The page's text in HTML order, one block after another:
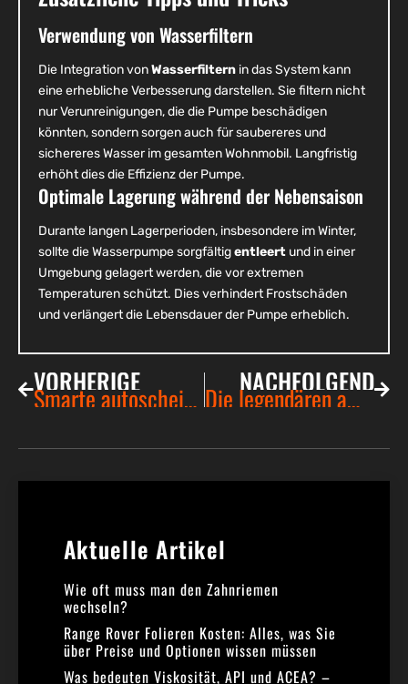
Verwendung von Wasserfiltern
Die Integration vonWasserfiltern in das System kann
eine erhebliche Verbesserung darstellen. Sie filtern nicht
nur Verunreinigungen, die die Pumpe beschädigen
könnten, sondern sorgen auch für saubereres und
sichereres Wasser im gesamten Wohnmobil. Langfristig
erhöht dies die Effizienz der Pumpe.
Optimale Lagerung während der Nebensaison
Durante langen Lagerperioden, insbesondere im Winter,
sollte die Wasserpumpe sorgfältigentleert und in einer
Umgebung gelagert werden, die vor extremen
Temperaturen schützt. Dies verhindert Frostschäden
und verlängert die Lebensdauer der Pumpe erheblich.
VORHERIGE Smarte autoscheiben: wie elektrochromes glas das fahren revolutioniert NACHFOLGEND
Die legendären amerikanischen Straßenkreuzer der 80er: Nostalgie auf vier Rädern
Aktuelle Artikel​
Wie oft muss man den Zahnriemen
wechseln?
Range Rover Folieren Kosten: Alles, was Sie
über Preise und Optionen wissen müssen
Was bedeuten Viskosität, API und ACEA? –